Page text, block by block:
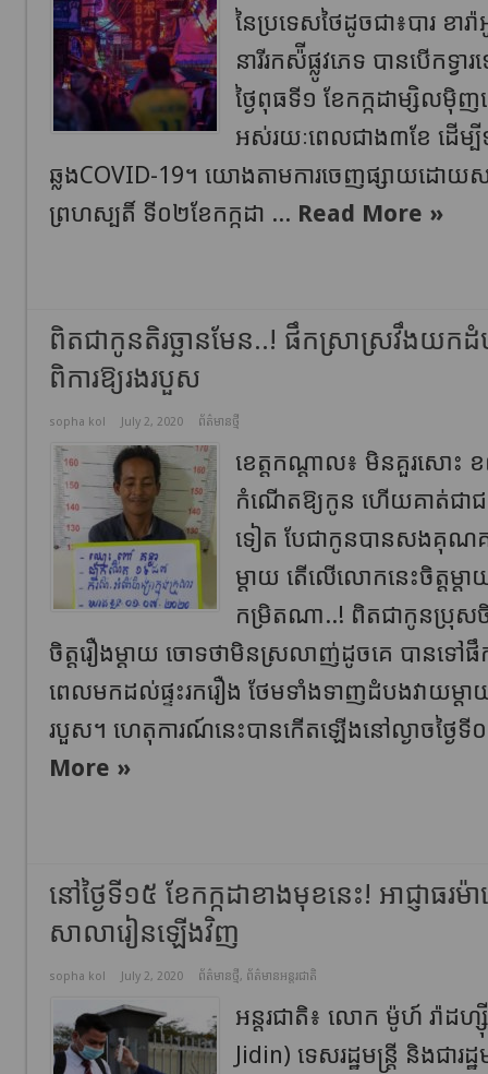
នៃប្រទេសថៃដូចជា៖បារ ខារ៉
នារីរកស៉ីផ្លូវភេទ បានបើកទ្
ថ្ងៃពុធទី១ ខែកក្កដាម្សិលមុិញន
អស់រយៈពេលជាង៣ខែ ដើម្បី
ឆ្លងCOVID-19។ យោងតាមការចេញផ្សាយដោយស
ព្រហស្បតិ៍ ទី០២ខែកក្កដា ... Read More »
ពិតជាកូនតិរច្ឆានមែន..! ផឹកស្រាស្រវឹងយក
ពិការឱ្យរងរបួស
sopha kol July 2, 2020 ព័ត៌មានថ្មី
ខេត្តកណ្ដាល៖ មិនគួរសោះ
កំណើតឱ្យកូន ហើយគាត់ជាជ
ទៀត បែជាកូនបានសងគុណគ
ម្តាយ តើលើលោកនេះចិត្តម្ដ
កម្រិតណា..! ពិតជាកូនប្រុសចិ
ចិត្តរឿងម្ដាយ ចោទថាមិនស្រលាញ់ដូចគេ បានទៅផឹក
ពេលមកដល់ផ្ទះរករឿង ថែមទាំងទាញដំបងវាយម្
របួស។ ហេតុការណ៍នេះបានកើតឡើងនៅល្ងាចថ្ងៃទី
More »
នៅថ្ងៃទី១៥ ខែកក្កដាខាងមុខនេះ! អាជ្ញាធរ
សាលារៀនឡើងវិញ
sopha kol July 2, 2020 ព័ត៌មានថ្មី, ព័ត៌មានអន្តរជាតិ
អន្តរជាតិ៖ លោក ម៉ូហ៍ រ៉ាដ
Jidin) ទេសរដ្ឋមន្ត្រី និងជារ